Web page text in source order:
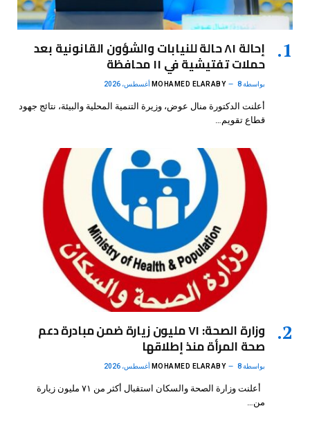
إحالة ٨١ حالة للنيابات والشؤون القانونية بعد
حملات تفتيشية في ١١ محافظة
بواسطة MOHAMED ELARABY 8 أغسطس، 2026
أعلنت الدكتورة منال عوض، وزيرة التنمية المحلية والبيئة، نتائج جهود
قطاع تقويم…
وزارة الصحة: ٧١ مليون زيارة ضمن مبادرة دعم
صحة المرأة منذ إطلاقها
بواسطة MOHAMED ELARABY 8 أغسطس، 2026
أعلنت وزارة الصحة والسكان استقبال أكثر من ٧١ مليون زيارة
من…